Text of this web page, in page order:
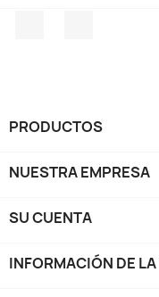
PRODUCTOS
NUESTRA EMPRESA
SU CUENTA
INFORMACIÓN DE